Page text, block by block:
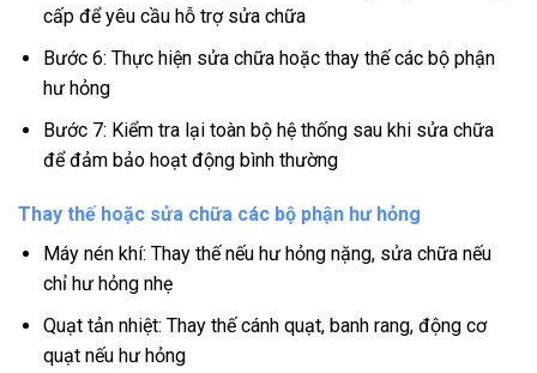
cấp để yêu cầu hỗ trợ sửa chữa
Bước 6: Thực hiện sửa chữa hoặc thay thế các bộ phận
hư hỏng
Bước 7: Kiểm tra lại toàn bộ hệ thống sau khi sửa chữa
để đảm bảo hoạt động bình thường
Thay thế hoặc sửa chữa các bộ phận hư hỏng
Máy nén khí: Thay thế nếu hư hỏng nặng, sửa chữa nếu
chỉ hư hỏng nhẹ
Quạt tản nhiệt: Thay thế cánh quạt, banh rang, động cơ
quạt nếu hư hỏng